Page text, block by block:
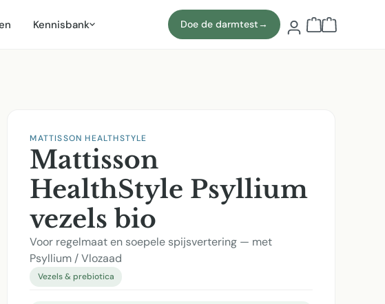
Kennisbank Doe de darmtest→
MATTISSON HEALTHSTYLE
Mattisson
HealthStyle Psyllium
vezels bio
Voor regelmaat en soepele spijsvertering — met
Psyllium / Vlozaad
Vezels & prebiotica